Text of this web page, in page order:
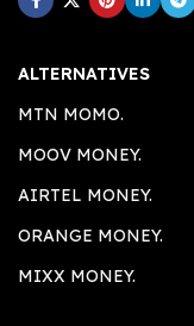
ALTERNATIVES
MTN MOMO.
MOOV MONEY.
AIRTEL MONEY.
ORANGE MONEY.
MIXX MONEY.